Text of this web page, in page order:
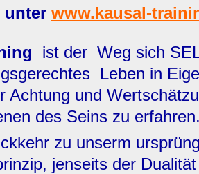
unter www.kausal-
ist der Weg sich
Leben in
Achtung und
des Seins zu
zu unserm
jenseits der